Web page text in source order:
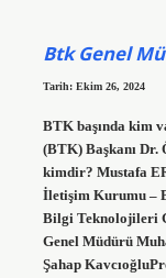
Btk Genel
Tarih: Ekim 26, 2024
BTK başında kim
(BTK) Başkanı Dr.
kimdir? Mustafa
İletişim Kurumu –
Bilgi Teknolojileri
Genel Müdürü
Şahap